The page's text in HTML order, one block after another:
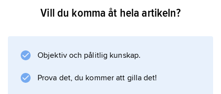
Information om artikeln
Vill du komma åt hela artikeln?
Objektiv och pålitlig kunskap.
Prova det, du kommer att gilla det!